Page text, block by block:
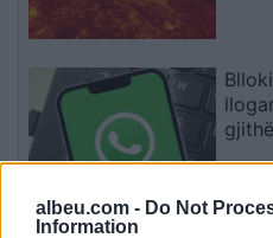
albeu.com - Do Not
Information